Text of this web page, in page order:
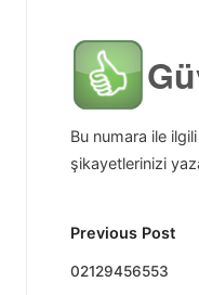
Bu numara ile
şikayetlerinizi
Post
Previous Post
02129456553